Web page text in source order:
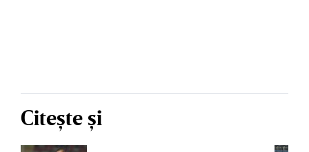
Citește și